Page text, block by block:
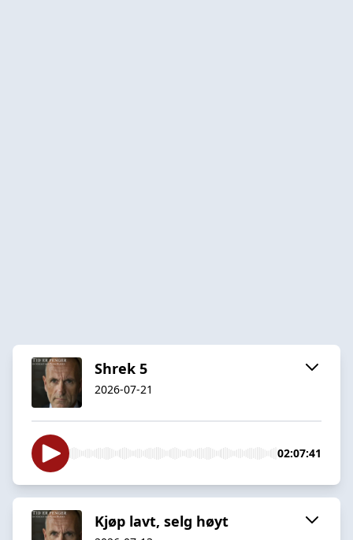
Shrek 5
2026-07-21
02:07:41
Kjøp lavt, selg høyt